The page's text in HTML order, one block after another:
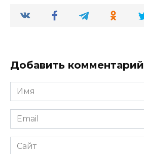
Добавить комментарий
Имя
Email
Сайт